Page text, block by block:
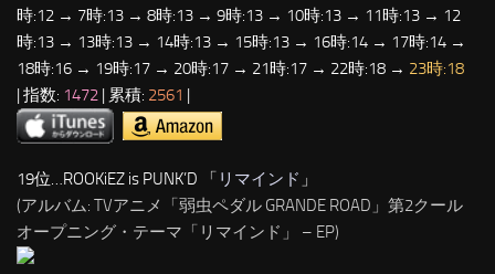
時:12 → 7時:13 → 8時:13 → 9時:13 → 10時:13 → 11時:13 → 12
時:13 → 13時:13 → 14時:13 → 15時:13 → 16時:14 → 17時:14 →
18時:16 → 19時:17 → 20時:17 → 21時:17 → 22時:18 → 23時:18
| 指数: 1472 | 累積: 2561 |
19位…ROOKiEZ is PUNK’D 「 リマインド 」
(アルバム: TVアニメ「弱虫ペダル GRANDE ROAD」第2クール
オープニング・テーマ「リマインド」 – EP)